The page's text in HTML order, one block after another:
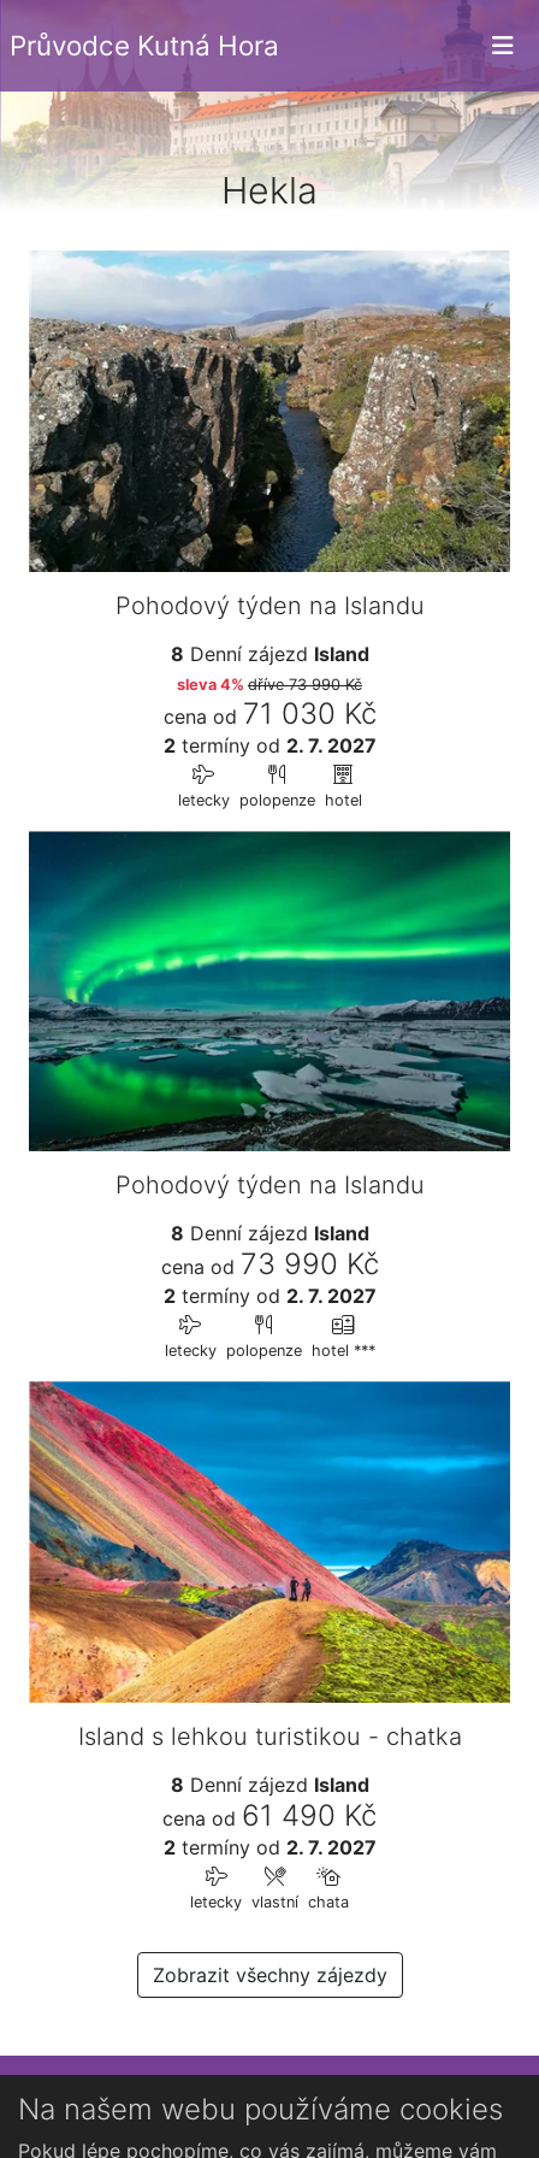
Průvodce Kutná Hora
Hekla
Pohodový týden na Islandu
8 Denní zájezd Island
sleva 4% dříve73 990 Kč
cena od 71 030 Kč
2termínyod 2. 7. 2027
letecky polopenze hotel
Pohodový týden na Islandu
8 Denní zájezd Island
cena od 73 990 Kč
2termínyod 2. 7. 2027
letecky polopenze hotel ***
Island s lehkou turistikou - chatka
8 Denní zájezd Island
cena od 61 490 Kč
2termínyod 2. 7. 2027
letecky vlastní chata
Zobrazit všechny zájezdy
Přihlaste se k newsletteru
Chcete dostávat občasné novinky o Kutné Hoře?
Na našem webu používáme cookies
Pokud lépe pochopíme, co vás zajímá, můžeme vám